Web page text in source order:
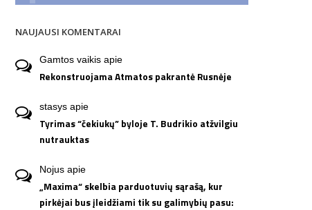
NAUJAUSI KOMENTARAI
Gamtos vaikis apie
Rekonstruojama Atmatos pakrantė Rusnėje
stasys apie
Tyrimas “čekiukų” byloje T. Budrikio atžvilgiu
nutrauktas
Nojus apie
„Maxima“ skelbia parduotuvių sąrašą, kur
pirkėjai bus įleidžiami tik su galimybių pasu: